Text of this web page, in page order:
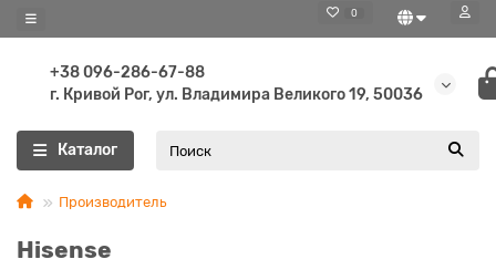
0
+38 096-286-67-88
г. Кривой Рог, ул. Владимира Великого 19, 50036
Каталог
Производитель
Hisense